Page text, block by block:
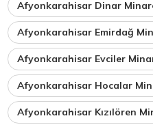
Afyonkarahisar Dinar
Afyonkarahisar Emirdağ
Afyonkarahisar Evciler
Afyonkarahisar Hocalar
Afyonkarahisar Kızılören